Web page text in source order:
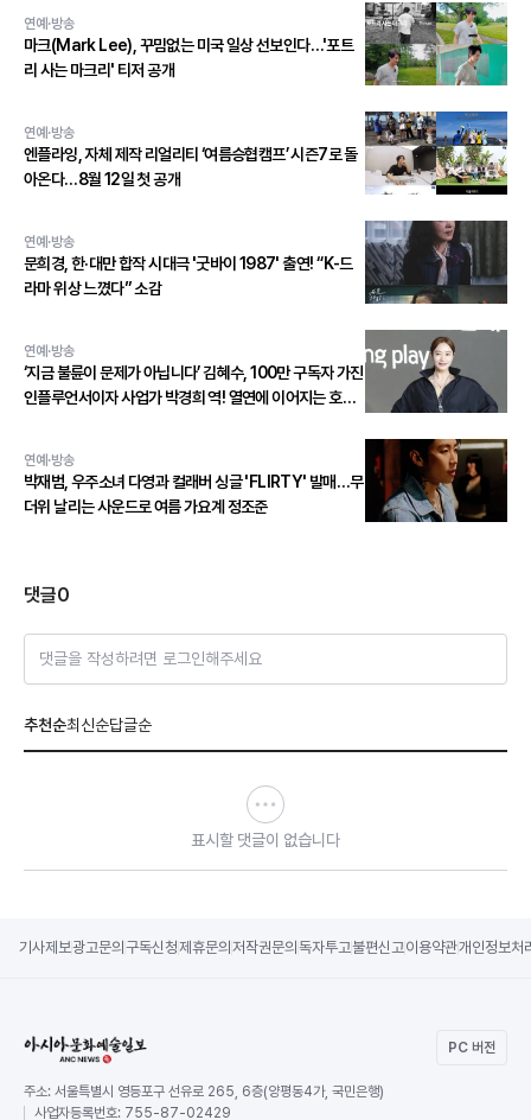
연예·방송
마크(Mark Lee), 꾸밈없는 미국 일상 선보인다…'포트
리 사는 마크리' 티저 공개
연예·방송
엔플라잉, 자체 제작 리얼리티 ‘여름승협캠프’ 시즌7로 돌
아온다…8월 12일 첫 공개
연예·방송
문희경, 한·대만 합작 시대극 '굿바이 1987' 출연! “K-드
라마 위상 느꼈다” 소감
연예·방송
‘지금 불륜이 문제가 아닙니다’ 김혜수, 100만 구독자 가진
인플루언서이자 사업가 박경희 역! 열연에 이어지는 호평
연예·방송
박재범, 우주소녀 다영과 컬래버 싱글 'FLIRTY' 발매…무
더위 날리는 사운드로 여름 가요계 정조준
댓글0
댓글을 작성하려면 로그인해주세요
추천순최신순답글순
표시할 댓글이 없습니다
기사제보광고문의 구독신청제휴문의 저작권문의 독자투고불편신고이용약관개인정보처
PC 버전
주소: 서울특별시 영등포구 선유로 265, 6층(양평동4가, 국민은행)
사업자등록번호: 755-87-02429